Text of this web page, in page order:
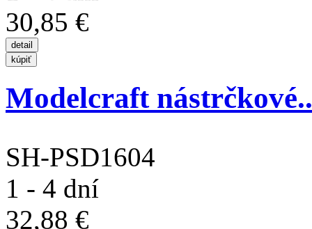
30,85 €
Modelcraft
SH-PSD1604
1 - 4 dní
32,88 €